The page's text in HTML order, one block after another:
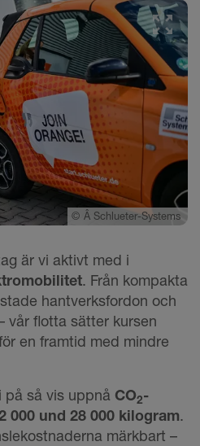
© Â Schlueter-Systems
är vi aktivt med i
. Från kompakta
hantverksfordon och
vår flotta sätter kursen
en framtid med mindre
på så vis uppnå CO2-
000 und 28 000 kilogram.
märkbart –